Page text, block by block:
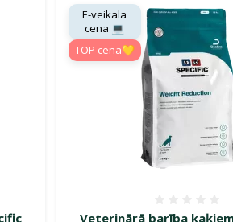
Veterinārā barība
E-veikala
cena 💻
TOP cena💛